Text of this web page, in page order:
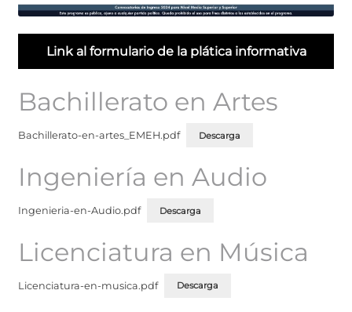
Link al formulario de la plática informativa
Bachillerato en Artes
Bachillerato-en-artes_EMEH.pdf Descarga
Ingeniería en Audio
Ingenieria-en-Audio.pdf Descarga
Licenciatura en Música
Licenciatura-en-musica.pdf Descarga